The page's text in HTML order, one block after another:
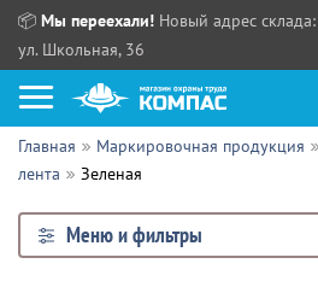
📦 Мы переехали! Новый адрес
ул. Школьная, 36
Как купить?
Прайс-листы
Сотрудничество
Главная Маркировочная продукция
лента
Зеленая
Меню и фильтры